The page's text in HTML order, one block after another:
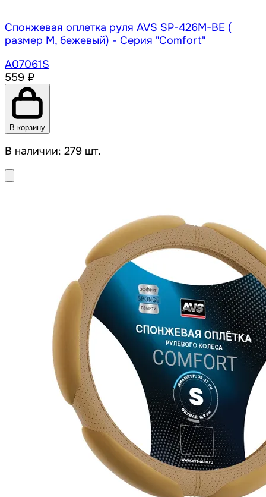
Спонжевая оплетка руля AVS SP-426M-BE (
размер M, бежевый) - Серия "Comfort"
A07061S
559 ₽
В корзину
В наличии: 279 шт.